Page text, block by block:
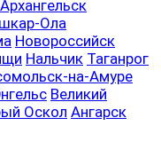
Архангельск
Ола
Новороссийск
Нальчик Таганрог
на-Амуре
Великий
Оскол Ангарск